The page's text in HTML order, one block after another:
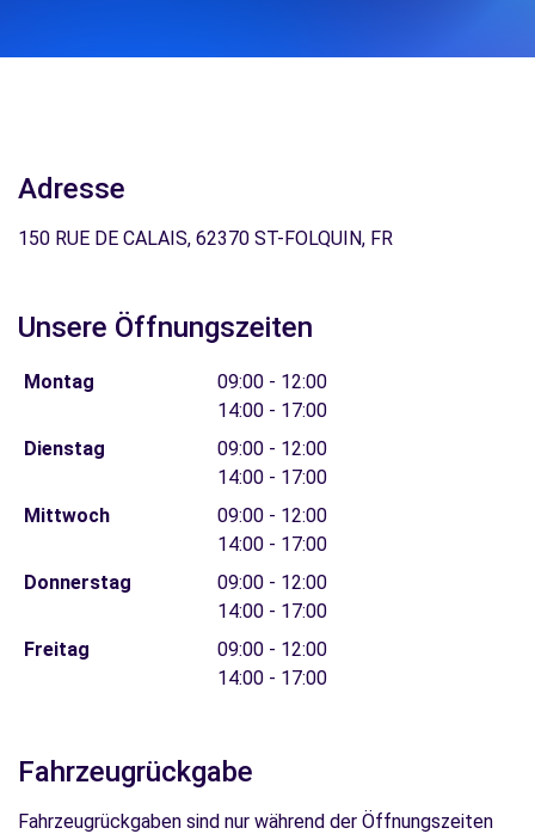
Adresse
150 RUE DE CALAIS, 62370 ST-FOLQUIN, FR
Unsere Öffnungszeiten
Montag
09:00 - 12:00
14:00 - 17:00
Dienstag
09:00 - 12:00
14:00 - 17:00
Mittwoch
09:00 - 12:00
14:00 - 17:00
Donnerstag
09:00 - 12:00
14:00 - 17:00
Freitag
09:00 - 12:00
14:00 - 17:00
Fahrzeugrückgabe
Fahrzeugrückgaben sind nur während der Öffnungszeiten